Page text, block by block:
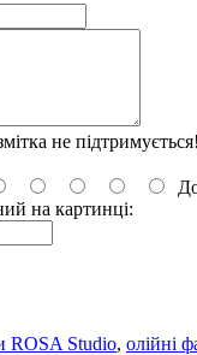
не
на картинці:
ROSA Studio, олійні